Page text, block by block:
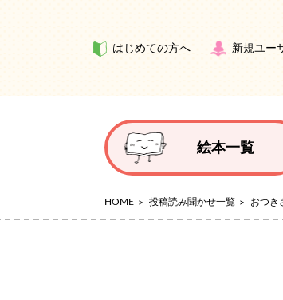
はじめての方へ 新規ユー
絵本一覧
HOME 投稿読み聞かせ一覧 おつき